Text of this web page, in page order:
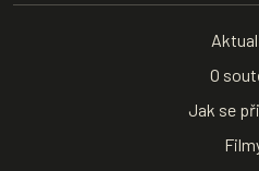
O
Jak se